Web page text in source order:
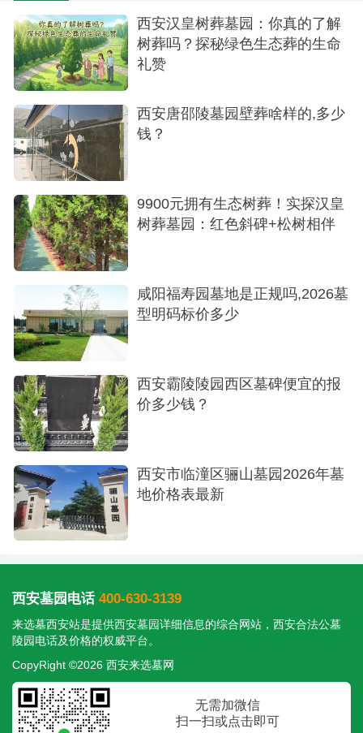
艺术立碑
立碑2 55,800元凤栖园在售
立碑5 60,800元凤栖园在售
立碑9 63,800元凤栖园在售
立碑4 68,800元凤栖园在售
立碑6 78,800元凤栖园在售
立碑7 98,800元凤栖园在售
爱心园墓碑免费爱心园特定公益项目
从上述价格表可以看出，凤栖山墓园的产品线
覆盖广泛，为不同预算的家庭提供了丰富选择，以
置、石材、面积等因素浮动。建议您在做出决定
前，亲临凤栖山墓园销售中心进行实地考察，获取
最完整的价目表与园区规划图。
西安汉皇树葬墓园：你真的了解
树葬吗？探秘绿色生态葬的生命
礼赞
西安唐邵陵墓园壁葬啥样的,多少
钱？
9900元拥有生态树葬！实探汉皇
树葬墓园：红色斜碑+松树相伴
咸阳福寿园墓地是正规吗,2026墓
型明码标价多少
西安霸陵陵园西区墓碑便宜的报
价多少钱？
西安市临潼区骊山墓园2026年墓
地价格表最新
西安墓园电话 400-630-3139
来选墓西安站是提供西安墓园 详细信息的综合网站，西安合法公墓
陵园电话及价格的权威平台。
CopyRight ©2026 西安来选墓网
无需加微信
扫一扫或点击即可